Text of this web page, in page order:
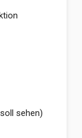
sehen)